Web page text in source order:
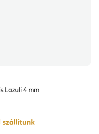
Lazuli 4 mm
szállítunk